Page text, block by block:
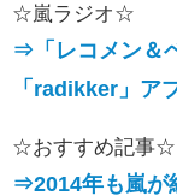
☆嵐ラジオ☆
⇒「レコメン＆
「radikker」ア
☆おすすめ記事☆
⇒2014年も嵐が